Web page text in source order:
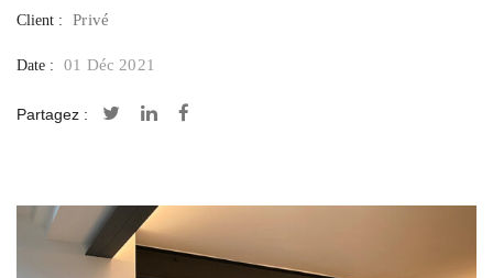
Client : Privé
Date : 01 Déc 2021
Partagez :